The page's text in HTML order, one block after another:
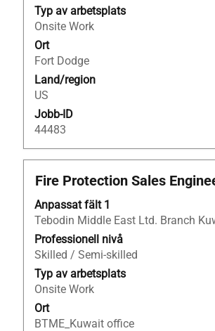
Typ av arbetsplats
Onsite Work
Ort
Fort Dodge
Land/region
US
Jobb-ID
44483
allt
innehåll
i
jobbeskrivningen.
Titel
Fire Protection Sales
Anpassat fält 1
Tebodin Middle East Ltd. Branch
Professionell nivå
Skilled / Semi-skilled
Typ av arbetsplats
Onsite Work
Ort
BTME_Kuwait office
Klicka
blankstegstangenten
för
att
visa
allt
innehåll
i
jobbeskrivningen.